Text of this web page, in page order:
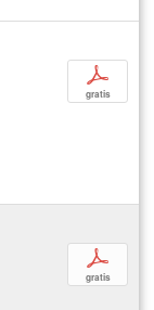
p
gratis
p
gratis